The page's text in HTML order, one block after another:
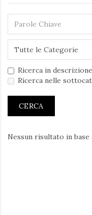
Ricerca in
Ricerca nelle
Nessun risultato in